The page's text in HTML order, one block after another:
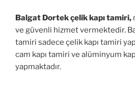
Balgat Dortek çelik kapı tamiri,
ve güvenli hizmet vermektedir.
tamiri sadece çelik kapı tamiri
cam kapı tamiri ve alüminyum
yapmaktadır.